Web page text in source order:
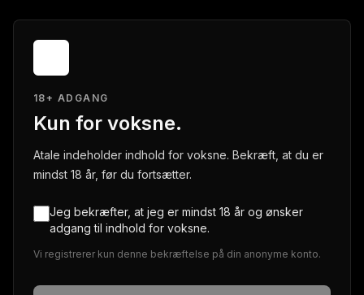
18+ ADGANG
Kun for voksne.
Atale indeholder indhold for voksne. Bekræft, at du er
mindst 18 år, før du fortsætter.
Jeg bekræfter, at jeg er mindst 18 år og ønsker
adgang til indhold for voksne.
Vi registrerer kun denne bekræftelse på din anonyme konto.